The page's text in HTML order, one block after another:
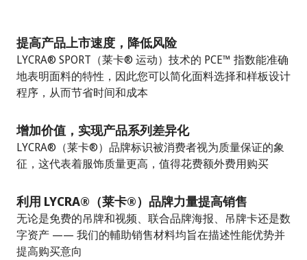
提高产品上市速度，降低风险
LYCRA® SPORT（莱卡® 运动）技术的 PCE™ 指数能准确
地表明面料的特性，因此您可以简化面料选择和样板设计
程序，从而节省时间和成本
增加价值，实现产品系列差异化
LYCRA®（莱卡®）品牌标识被消费者视为质量保证的象
征，这代表着服饰质量更高，值得花费额外费用购买
利用 LYCRA®（莱卡®）品牌力量提高销售
无论是免费的吊牌和视频、联合品牌海报、吊牌卡还是数
字资产 —— 我们的輔助销售材料均旨在描述性能优势并
提高购买意向